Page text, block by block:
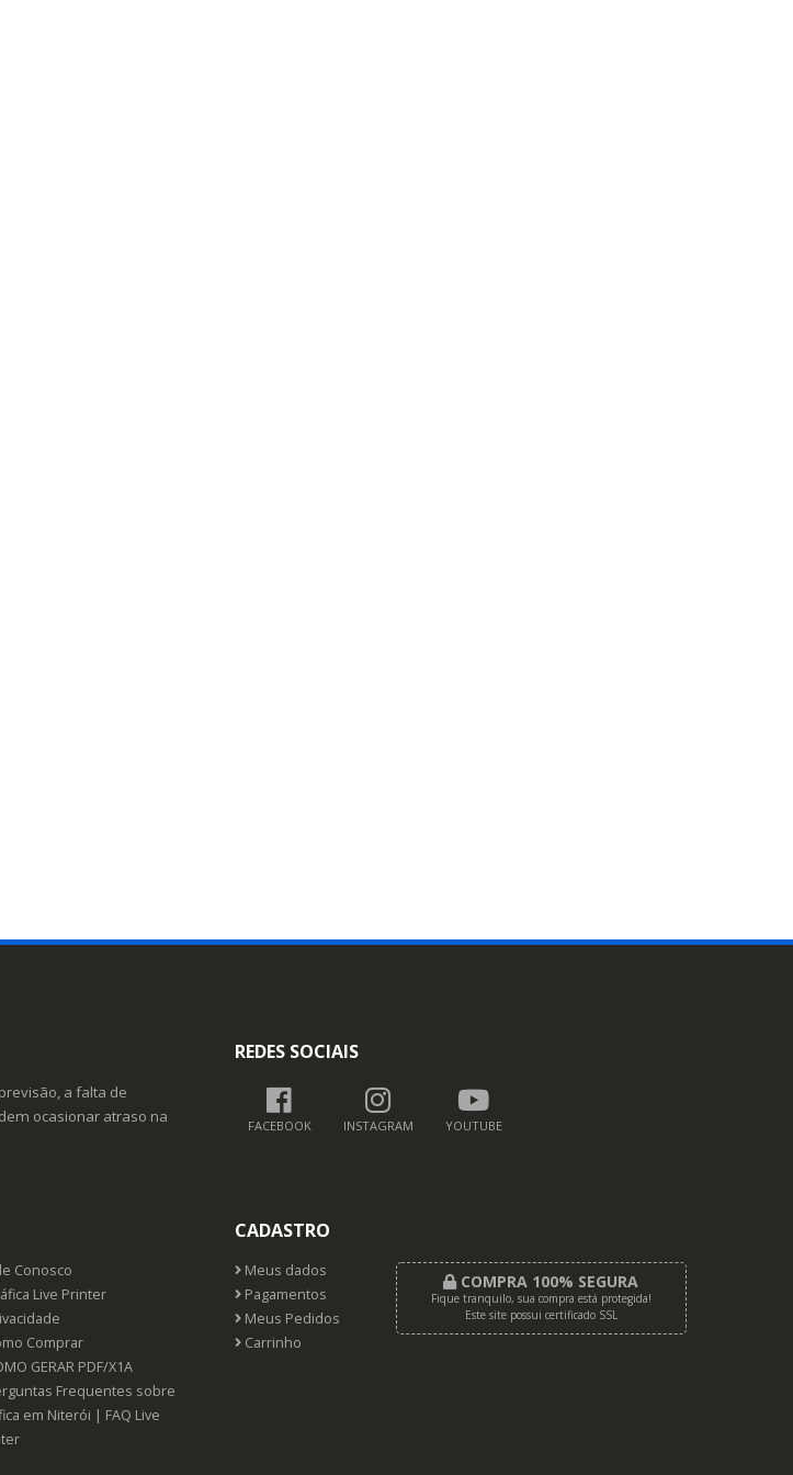
a falta de
ocasionar atraso na
REDES SOCIAIS
FACEBOOK INSTAGRAM YOUTUBE
Conosco
Live Printer
Comprar
GERAR PDF/X1A
Frequentes sobre
em Niterói | FAQ Live
CADASTRO
Meus dados
Pagamentos
Meus Pedidos
Carrinho
COMPRA 100% SEGURA
Fique tranquilo, sua compra está protegida!
Este site possui certificado SSL